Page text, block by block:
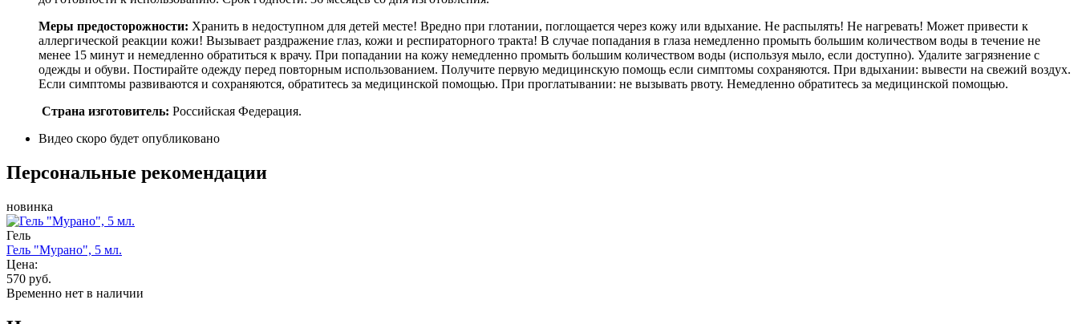
Меры предосторожности: Хранить в недоступном для детей месте! Вредно при глотании, поглощается через кожу или вдыхание. Не распылять! Не нагревать! Может привести к
аллергической реакции кожи! Вызывает раздражение глаз, кожи и респираторного тракта! В случае попадания в глаза немедленно промыть большим количеством воды в течение не
менее 15 минут и немедленно обратиться к врачу. При попадании на кожу немедленно промыть большим количеством воды (используя мыло, если доступно). Удалите загрязнение с
одежды и обуви. Постирайте одежду перед повторным использованием. Получите первую медицинскую помощь если симптомы сохраняются. При вдыхании: вывести на свежий воздух.
Если симптомы развиваются и сохраняются, обратитесь за медицинской помощью. При проглатывании: не вызывать рвоту. Немедленно обратитесь за медицинской помощью.
Страна изготовитель: Российская Федерация.
Видео скоро будет опубликовано
Персональные рекомендации
новинка
Гель
Гель "Мурано", 5 мл.
Цена:
570 руб.
Временно нет в наличии